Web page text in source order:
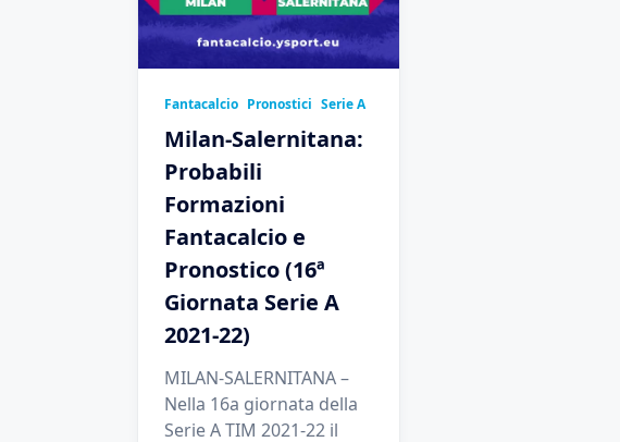
Fantacalcio Pronostici Serie A
Milan-Salernitana:
Probabili
Formazioni
Fantacalcio e
Pronostico (16ª
Giornata Serie A
2021-22)
MILAN-SALERNITANA –
Nella 16a giornata della
Serie A TIM 2021-22 il